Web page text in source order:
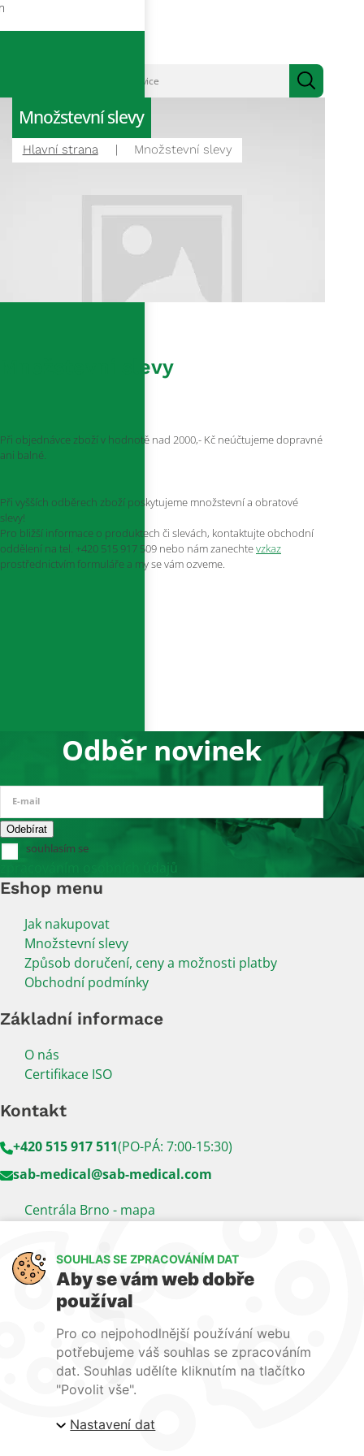
Množstevní slevy
Hlavní strana Množstevní slevy
Množstevní slevy
Při objednávce zboží v hodnotě nad 2000,- Kč neúčtujeme dopravné
ani balné.
Při vyšších odběrech zboží poskytujeme množstevní a obratové
slevy!
Pro bližší informace o produktech či slevách, kontaktujte obchodní
oddělení na tel. +420 515 917 509 nebo nám zanechtevzkaz
prostřednictvím formuláře a my se vám ozveme.
Odběr novinek
E-mail
souhlasím se
zpracováním osobních údajů
Eshop menu
Jak nakupovat
Množstevní slevy
Způsob doručení, ceny a možnosti platby
Obchodní podmínky
Základní informace
O nás
Certifikace ISO
Kontakt
+420 515 917 511(PO-PÁ: 7:00-15:30)
sab-medical@sab-medical.com
Centrála Brno - mapa
Sledujte nás
LinkedIn Facebook
Naše další weby:
www.lecba-rakoviny.com
www.lecba-bolesti.com
SOUHLAS SE ZPRACOVÁNÍM DAT
Aby se vám web dobře
používal
Pro co nejpohodlnější používání webu
potřebujeme váš souhlas se zpracováním
dat. Souhlas udělíte kliknutím na tlačítko
"Povolit vše".
Nastavení dat